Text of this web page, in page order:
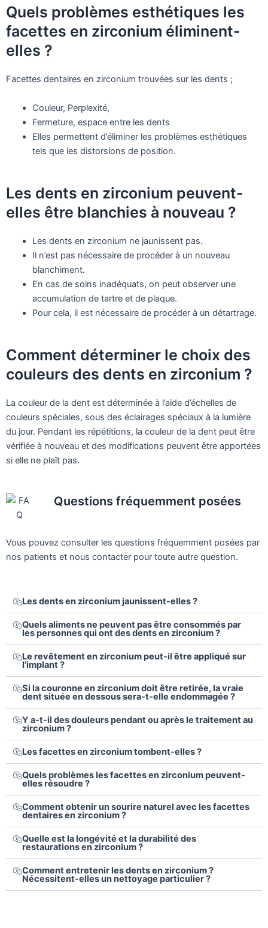
Quels problèmes esthétiques les
facettes en zirconium éliminent-
elles ?
Facettes dentaires en zirconium trouvées sur les dents ;
Couleur, Perplexité,
Fermeture, espace entre les dents
Elles permettent d’éliminer les problèmes esthétiques
tels que les distorsions de position.
Les dents en zirconium peuvent-
elles être blanchies à nouveau ?
Les dents en zirconium ne jaunissent pas.
Il n’est pas nécessaire de procéder à un nouveau
blanchiment.
En cas de soins inadéquats, on peut observer une
accumulation de tartre et de plaque.
Pour cela, il est nécessaire de procéder à un détartrage.
Comment déterminer le choix des
couleurs des dents en zirconium ?
La couleur de la dent est déterminée à l’aide d’échelles de
couleurs spéciales, sous des éclairages spéciaux à la lumière
du jour. Pendant les répétitions, la couleur de la dent peut être
vérifiée à nouveau et des modifications peuvent être apportées
si elle ne plaît pas.
Questions fréquemment posées
Vous pouvez consulter les questions fréquemment posées par
nos patients et nous contacter pour toute autre question.
Les dents en zirconium jaunissent-elles ?
Quels aliments ne peuvent pas être consommés par
les personnes qui ont des dents en zirconium ?
Le revêtement en zirconium peut-il être appliqué sur
l'implant ?
Si la couronne en zirconium doit être retirée, la vraie
dent située en dessous sera-t-elle endommagée ?
Y a-t-il des douleurs pendant ou après le traitement au
zirconium ?
Les facettes en zirconium tombent-elles ?
Quels problèmes les facettes en zirconium peuvent-
elles résoudre ?
Comment obtenir un sourire naturel avec les facettes
dentaires en zirconium ?
Quelle est la longévité et la durabilité des
restaurations en zirconium ?
Comment entretenir les dents en zirconium ?
Nécessitent-elles un nettoyage particulier ?